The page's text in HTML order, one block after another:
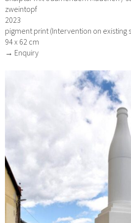
zweintopf
2023
pigment print (Intervention on existing
94 x 62 cm
→ Enquiry